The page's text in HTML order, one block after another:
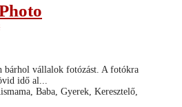
bárhol vállalok fotózást. A fotókra
idő al...
Baba, Gyerek, Keresztelő,